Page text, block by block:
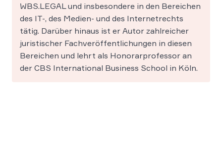
WBS.LEGAL und insbesondere in den Bereichen
des IT-, des Medien- und des Internetrechts
tätig. Darüber hinaus ist er Autor zahlreicher
juristischer Fachveröffentlichungen in diesen
Bereichen und lehrt als Honorarprofessor an
der CBS International Business School in Köln.